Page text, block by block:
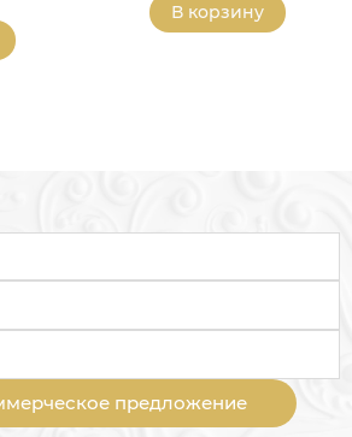
В корзину
предложение